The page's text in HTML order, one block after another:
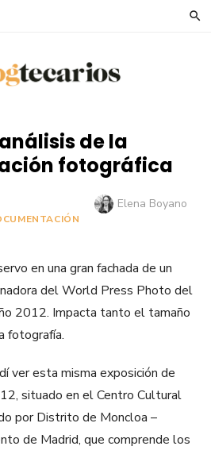
de la
fotográfica
Autor
Elena Boyano
en una gran fachada de un
del World Press Photo del
2012. Impacta tanto el tamaño
fotografía.
ver esta misma exposición de
situado en el Centro Cultural
por Distrito de Moncloa –
de Madrid, que comprende los